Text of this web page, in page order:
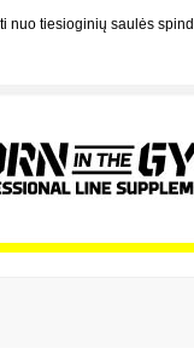
nuo tiesioginių saulės